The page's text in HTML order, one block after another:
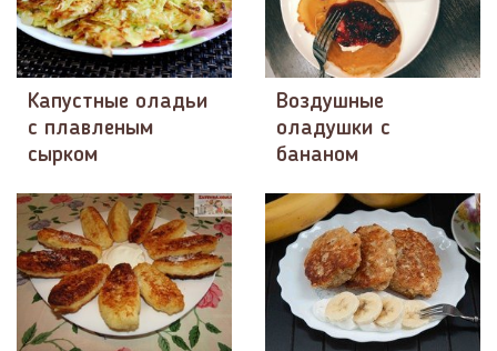
Капустные оладьи
с плавленым
сырком
Воздушные
оладушки с
бананом